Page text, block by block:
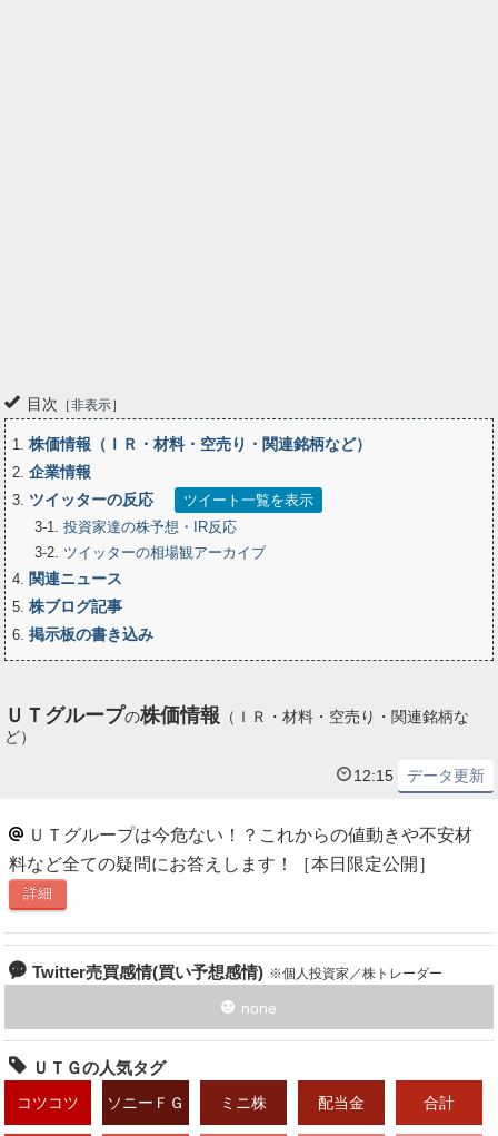
目次 非表示
1 株価情報（ＩＲ・材料・空売り・関連銘柄など）
2 企業情報
3 ツイッターの反応
ツイート一覧を表示
3-1 投資家達の株予想・IR反応
3-2 ツイッターの相場観アーカイブ
4
関連ニュース
5 株ブログ記事
6 掲示板の書き込み
ＵＴグループの株価情報 （ＩＲ・材料・空売り・関連銘柄な
ど）
12:15 データ更新
ＵＴグループは今危ない！？これからの値動きや不安材
料など全ての疑問にお答えします！［本日限定公開］
詳細
Twitter売買感情(買い予想感情) 個人投資家／株トレーダー
none
ＵＴＧの人気タグ
コツコツ ソニーＦＧ ミニ株 配当金 合計